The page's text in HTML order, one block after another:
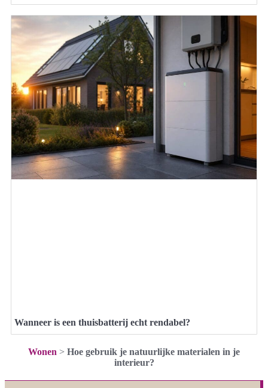
Wanneer is een thuisbatterij echt rendabel?
Wonen > Hoe gebruik je natuurlijke materialen in je
interieur?